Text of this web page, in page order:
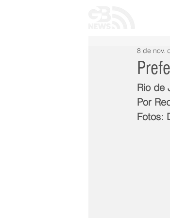
8 de nov.
Rio de
Por
Fotos: